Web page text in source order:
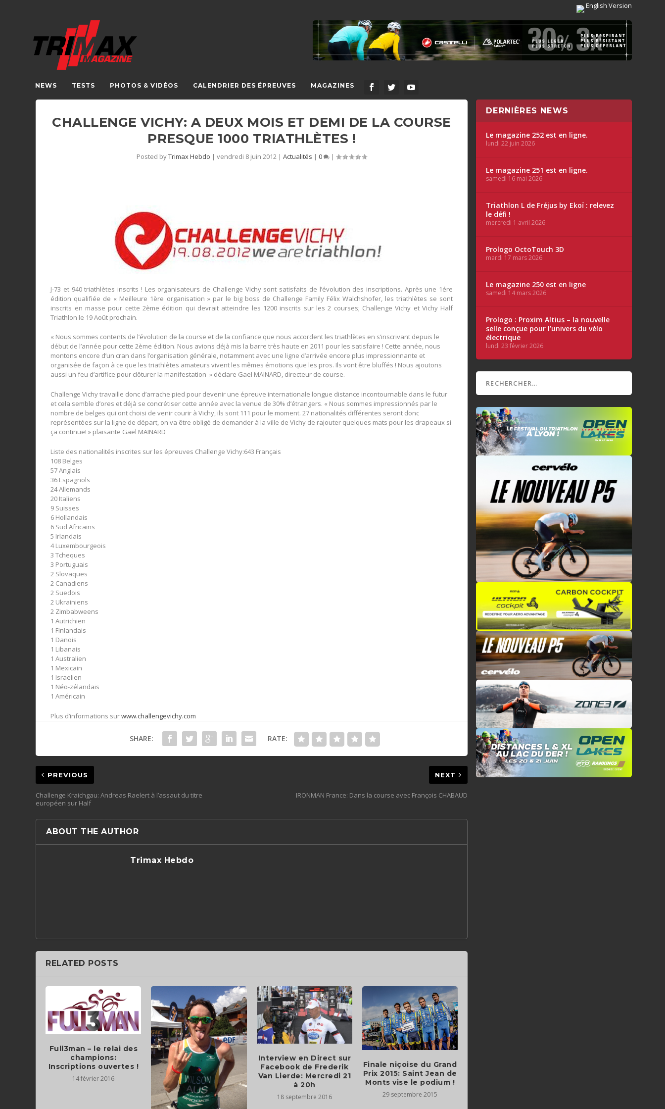
English Version
NEWS TESTS PHOTOS & VIDÉOS CALENDRIER DES ÉPREUVES MAGAZINES
CHALLENGE VICHY: A DEUX MOIS ET DEMI DE LA COURSE
PRESQUE 1000 TRIATHLÈTES !
Posted byTrimax Hebdo |vendredi 8 juin 2012 |Actualités |0 |
J-73 et 940 triathlètes inscrits ! Les organisateurs de Challenge Vichy sont satisfaits de l’évolution des inscriptions. Après une 1ére
édition qualifiée de « Meilleure 1ère organisation » par le big boss de Challenge Family Félix Walchshofer, les triathlètes se sont
inscrits en masse pour cette 2ème édition qui devrait atteindre les 1200 inscrits sur les 2 courses; Challenge Vichy et Vichy Half
Triathlon le 19 Août prochain.
« Nous sommes contents de l’évolution de la course et de la confiance que nous accordent les triathlètes en s’inscrivant depuis le
début de l’année pour cette 2ème édition. Nous avions déjà mis la barre très haute en 2011 pour les satisfaire ! Cette année, nous
montons encore d’un cran dans l’organisation générale, notamment avec une ligne d’arrivée encore plus impressionnante et
organisée de façon à ce que les triathlètes amateurs vivent les mêmes émotions que les pros. Ils vont être bluffés ! Nous ajoutons
aussi un feu d’artifice pour clôturer la manifestation » déclare Gael MAINARD, directeur de course.
Challenge Vichy travaille donc d’arrache pied pour devenir une épreuve internationale longue distance incontournable dans le futur
et cela semble d’ores et déjà se concrétiser cette année avec la venue de 30% d’étrangers. « Nous sommes impressionnés par le
nombre de belges qui ont choisi de venir courir à Vichy, ils sont 111 pour le moment. 27 nationalités différentes seront donc
représentées sur la ligne de départ, on va être obligé de demander à la ville de Vichy de rajouter quelques mats pour les drapeaux si
ça continue! » plaisante Gael MAINARD
Liste des nationalités inscrites sur les épreuves Challenge Vichy:643 Français
108 Belges
57 Anglais
36 Espagnols
24 Allemands
20 Italiens
9 Suisses
6 Hollandais
6 Sud Africains
5 Irlandais
4 Luxembourgeois
3 Tcheques
3 Portuguais
2 Slovaques
2 Canadiens
2 Suedois
2 Ukrainiens
2 Zimbabweens
1 Autrichien
1 Finlandais
1 Danois
1 Libanais
1 Australien
1 Mexicain
1 Israelien
1 Néo-zélandais
1 Américain
Plus d’informations surwww.challengevichy.com
SHARE: RATE:
PREVIOUS
Challenge Kraichgau: Andreas Raelert à l’assaut du titre
européen sur Half
NEXT
IRONMAN France: Dans la course avec François CHABAUD
ABOUT THE AUTHOR
Trimax Hebdo
RELATED POSTS
Full3man – le relai des
champions:
Inscriptions ouvertes !
14 février 2016
Interview en Direct sur
Facebook de Frederik
Van Lierde: Mercredi 21
à 20h
18 septembre 2016
Finale niçoise du Grand
Prix 2015: Saint Jean de
Monts vise le podium !
29 septembre 2015
DERNIÈRES NEWS
Le magazine 252 est en ligne.
lundi 22 juin 2026
Le magazine 251 est en ligne.
samedi 16 mai 2026
Triathlon L de Fréjus by Ekoï : relevez
le défi !
mercredi 1 avril 2026
Prologo OctoTouch 3D
mardi 17 mars 2026
Le magazine 250 est en ligne
samedi 14 mars 2026
Prologo : Proxim Altius – la nouvelle
selle conçue pour l’univers du vélo
électrique
lundi 23 février 2026